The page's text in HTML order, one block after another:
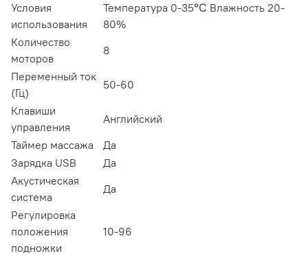
Условия
использования
Температура 0-35℃ Влажность 20-
80%
Количество
моторов
8
Переменный ток
(Гц)
50-60
Клавиши
управления
Английский
Таймер массажа
Да
Зарядка USB
Да
Акустическая
система
Да
Регулировка
положения
подножки
10-96